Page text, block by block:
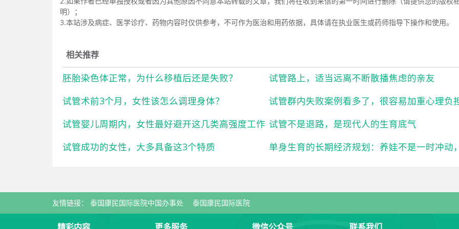
明）；
3.本站涉及病症、医学诊疗、药物内容时仅供参考，不可作为医治和用药依据，具体请在执业医生或药师指导下操作和使用。
相关推荐
胚胎染色体正常，为什么移植后还是失败？
试管路上，适当远离不断散播焦虑的亲友
试管术前3个月，女性该怎么调理身体？
试管群内失败案例看多了，很容易加重心理负
试管婴儿周期内，女性最好避开这几类高强度工作 试管不是退路，是现代人的生育底气
试管成功的女性，大多具备这3个特质
友情链接： 泰国康民国际医院中国办事处 泰国康民国际医院